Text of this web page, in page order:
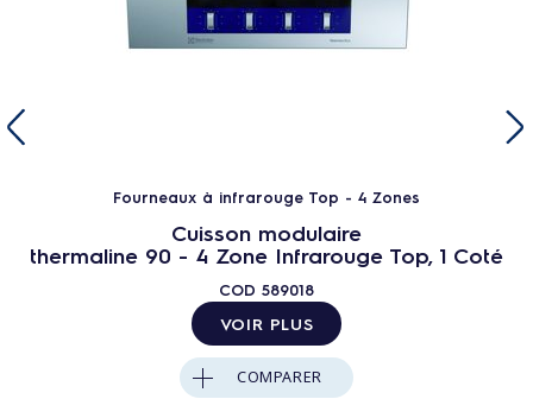
Fourneaux à infrarouge Top - 4 Zones
Cuisson modulaire
thermaline 90 - 4 Zone Infrarouge Top, 1 Coté
COD 589018
VOIR PLUS
COMPARER